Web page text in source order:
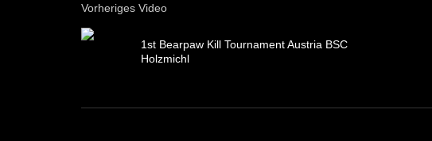
Vorheriges Video
1st Bearpaw Kill Tournament Austria BSC
Holzmichl